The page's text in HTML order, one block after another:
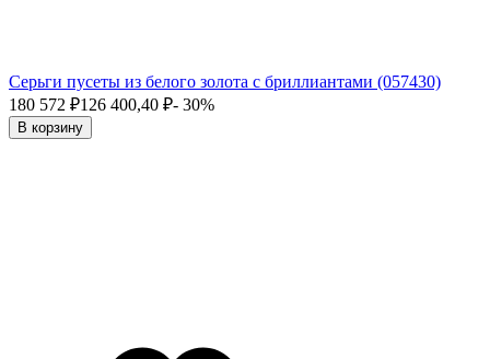
Серьги пусеты из белого золота с бриллиантами (057430)
180 572 ₽126 400,40 ₽- 30%
В корзину